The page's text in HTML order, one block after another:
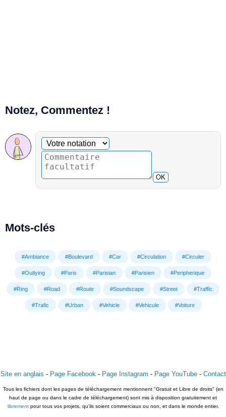
Notez, Commentez !
Commentaire facultatif
Votre notation
OK
Mots-clés
#Ambiance #Boulevard #Car #Circulation #Circuler
#Outlying #Paris #Parisian #Parisien #Peripherique
#Ring #Road #Route #Soundscape #Street #Traffic
#Trafic #Urban #Vehicle #Vehicule #Voiture
Site en anglais - Page Facebook - Page Instagram - Page YouTube- Contact
Tous les fichiers dont les pages de téléchargement mentionnent "Gratuit et Libre de droits" (en
haut de page ou dans le cadre de téléchargement) sont mis à disposition gratuitement et
librementpour tous vos projets, qu'ils soient commerciaux ou non, et dans le monde entier.